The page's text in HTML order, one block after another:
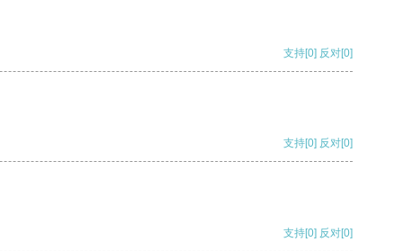
支持[0] 反对[0]
支持[0] 反对[0]
支持[0] 反对[0]